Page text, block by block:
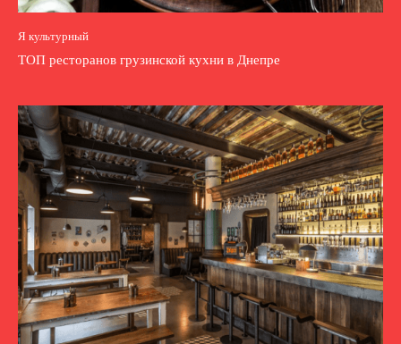
Я культурный
ТОП ресторанов грузинской кухни в Днепре